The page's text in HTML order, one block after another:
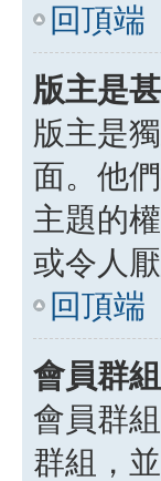
回頂端
版主是
版主是
面。他
主題的
或令人
回頂端
會員群
會員群
群組，